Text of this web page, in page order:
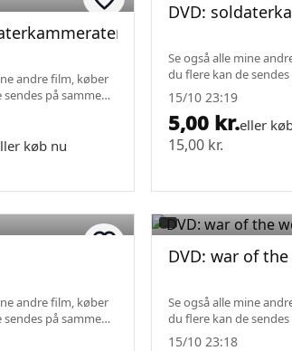
på sjov
andre film, køber
på samme
køb nu
DVD:
Se også alle mine
du flere kan de
fragt.
15/10 23:19
5,00 kr.eller
15,00 kr.
andre film, køber
på samme
DVD: war of
Se også alle mine
du flere kan de
fragt.
15/10 23:18